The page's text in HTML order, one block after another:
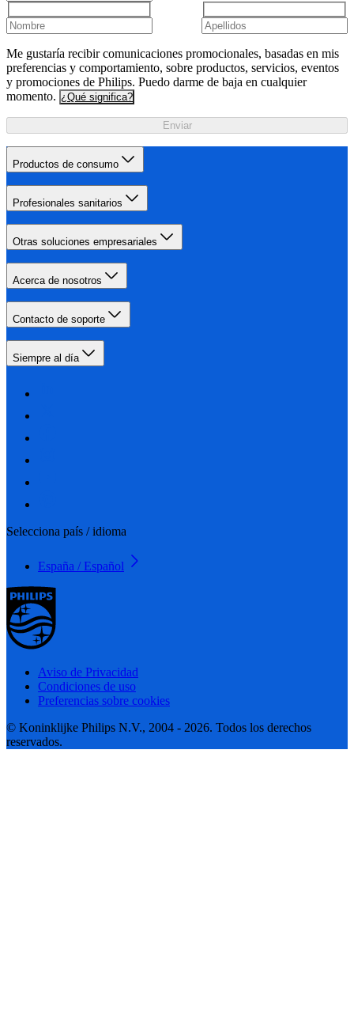
Me gustaría recibir comunicaciones promocionales, basadas en mis
preferencias y comportamiento, sobre productos, servicios, eventos
y promociones de Philips. Puedo darme de baja en cualquier
momento. ¿Qué significa?
Enviar
Productos de consumo
Profesionales sanitarios
Otras soluciones empresariales
Acerca de nosotros
Contacto de soporte
Siempre al día
Selecciona país / idioma
España / Español
Aviso de Privacidad
Condiciones de uso
Preferencias sobre cookies
© Koninklijke Philips N.V., 2004 - 2026. Todos los derechos
reservados.